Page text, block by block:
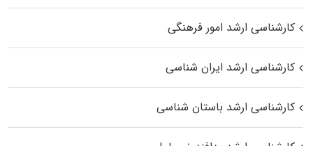
کارشناسی ارشد امور فرهنگی
کارشناسی ارشد ایران شناسی
کارشناسی ارشد باستان شناسی